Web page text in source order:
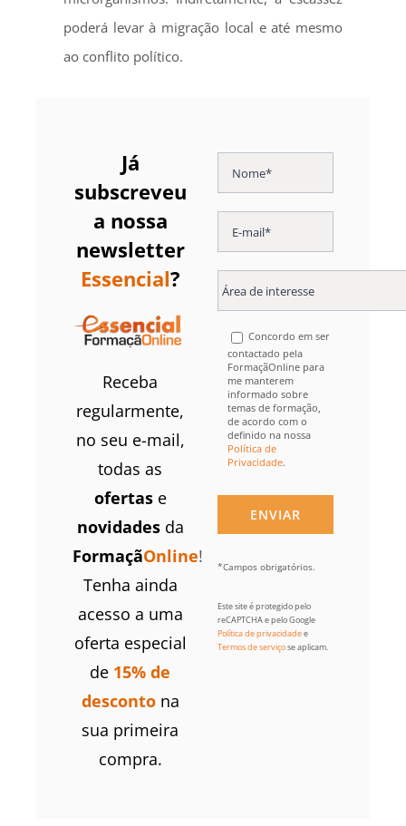
poderá levar à migração local e até mesmo
ao conflito político.
Já
subscreveu
a nossa
newsletter
Essencial?
Receba
regularmente,
no seu e-mail,
todas as
ofertase
novidadesda
FormaçãOnline!
Tenha ainda
acesso a uma
oferta especial
de 15% de
desconto na
sua primeira
compra.
Concordo em ser
contactado pela
FormaçãOnline para
me manterem
informado sobre
temas de formação,
de acordo com o
definido na nossa
Política de
Privacidade.
*Campos obrigatórios.
Este site é protegido pelo
reCAPTCHA e pelo Google
Política de privacidadee
Termos de serviçose aplicam.